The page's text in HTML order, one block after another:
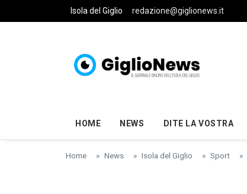
Skip to main content
Isola del Giglio redazione@giglionews.it
HOME NEWS DITE LA VOSTRA
Home News Isola del Giglio Sport